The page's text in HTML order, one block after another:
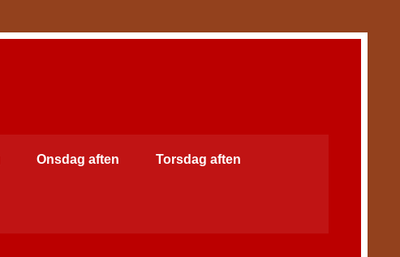
Onsdag aften Torsdag aften